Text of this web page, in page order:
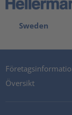
Sweden
Översikt